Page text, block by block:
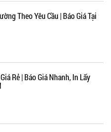
Theo Yêu Cầu | Báo Giá Tại
Rẻ | Báo Giá Nhanh, In Lấy